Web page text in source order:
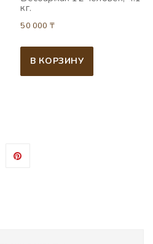
кг.
50 000 ₸
В КОРЗИНУ